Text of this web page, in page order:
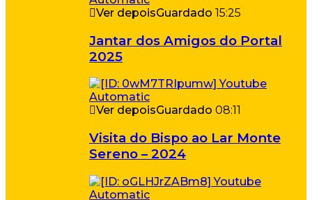
Ver depoisGuardado 15:25
Jantar dos Amigos do Portal
2025
Ver depoisGuardado 08:11
Visita do Bispo ao Lar Monte
Sereno – 2024